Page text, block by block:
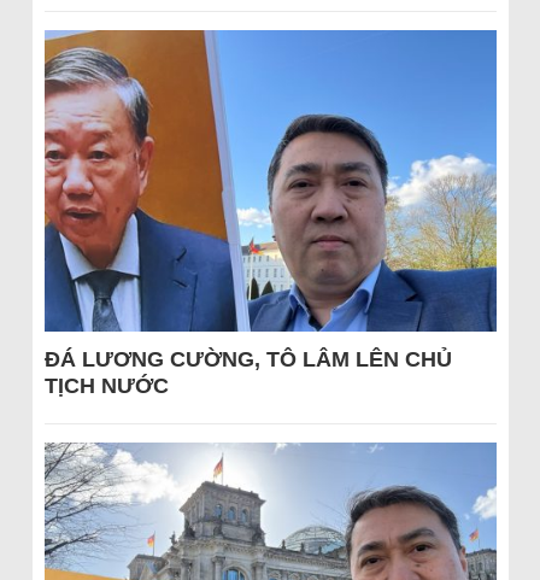
ĐÁ LƯƠNG CƯỜNG, TÔ LÂM LÊN CHỦ
TỊCH NƯỚC